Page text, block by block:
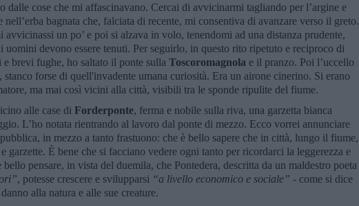
dalle cose che mi affascinavano. Cercai di avvicinarmi tagliando per l’argine e
bagnata che, falciata di recente, mi consentiva di avanzare verso il greto.
avvicinassi un po’ e poi si alzava in volo, tenendomi ad una distanza prudente,
uomini devono essere tenuti. Per seguirlo, in questo rito ripetuto e reciproco di
brevi fughe, ho saltato il ponte sulla Toscoromagnola e il pranzo. Poi l’uccello
stanco forse di quell'invadente umana curiosità. Era un airone cinerino. Si erano
ma mai così vicini alla città, visibili tra le sponde ripulite del fiume.
alle case di Forderponte, ferma e nobile sulla riva, una garzetta bianca
L’ho notata rientrando al lavoro dal ponte di mezzo. Ecco vorrei annunciare
in mezzo a tanto frastuono: che è bello sapere che in città, lungo il fiume,
garzette. È bene che si facciano vedere ogni tanto per ricordarci la leggerezza e
bello pensare, in vista del duemila, che Pontedera, descritta da un maldestro poeta
”, potesse crescere e svilupparsi “a livello economico e sociale” - come si dice
alla natura e alle sue creature.